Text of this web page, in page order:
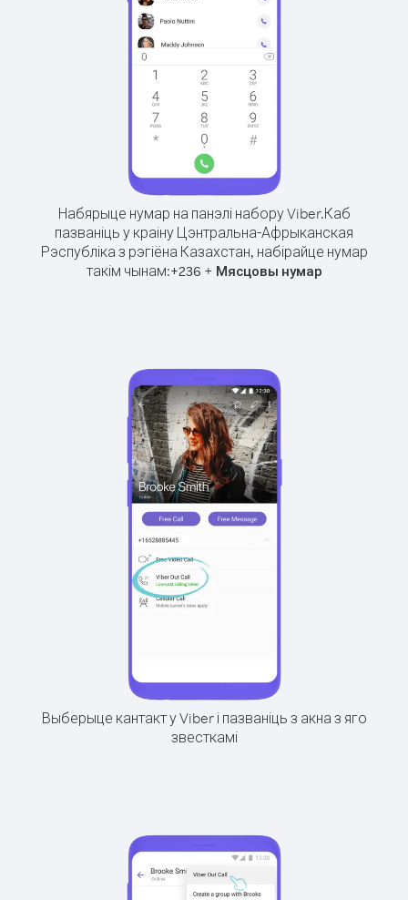
Набярыце нумар на панэлі набору Viber.Каб
пазваніць у краіну Цэнтральна-Афрыканская
Рэспубліка з рэгіёна Казахстан, набірайце нумар
такім чынам:+236 + Мясцовы нумар
Выберыце кантакт у Viber і пазваніць з акна з яго
звесткамі